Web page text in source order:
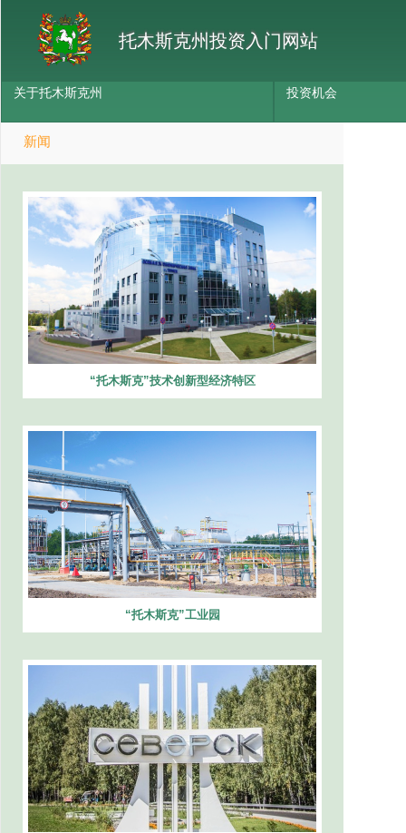
托木斯克州投资入门网站
关于托木斯克州 投资机会
新闻
“托木斯克”技术创新型经济特区
“托木斯克”工业园